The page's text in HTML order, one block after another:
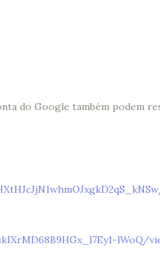
do Google também podem
lWoQ/